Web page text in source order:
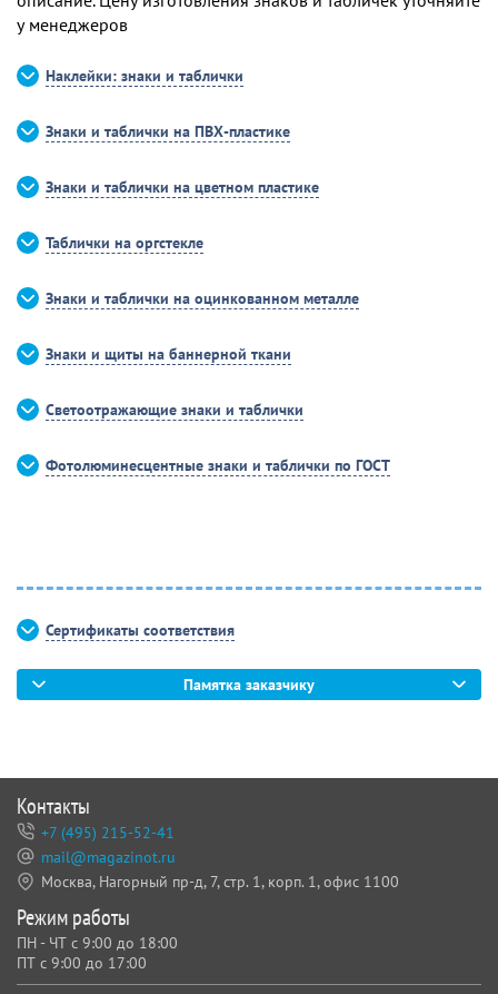
у менеджеров
Наклейки: знаки и таблички
Знаки и таблички на ПВХ-пластике
Знаки и таблички на цветном пластике
Таблички на оргстекле
Знаки и таблички на оцинкованном металле
Знаки и щиты на баннерной ткани
Светоотражающие знаки и таблички
Фотолюминесцентные знаки и таблички по ГОСТ
Сертификаты соответствия
Памятка заказчику
Контакты
+7 (495) 215-52-41
mail@magazinot.ru
Москва, Нагорный пр-д, 7, стр. 1, корп. 1, офис 1100
Режим работы
ПН - ЧТ с 9:00 до 18:00
ПТ с 9:00 до 17:00